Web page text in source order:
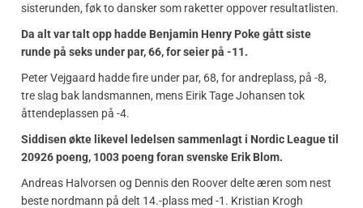
sisterunden, føk to dansker som raketter oppover resultatlisten.
Da alt var talt opp hadde Benjamin Henry Poke gått siste
runde på seks under par, 66, for seier på -11.
Peter Vejgaard hadde fire under par, 68, for andreplass, på -8,
tre slag bak landsmannen, mens Eirik Tage Johansen tok
åttendeplassen på -4.
Siddisen økte likevel ledelsen sammenlagt i Nordic League til
20926 poeng, 1003 poeng foran svenske Erik Blom.
Andreas Halvorsen og Dennis den Roover delte æren som nest
beste nordmann på delt 14.-plass med -1. Kristian Krogh